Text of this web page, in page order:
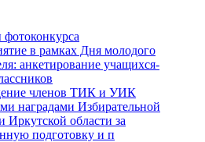
в рамках Дня молодого
анкетирование учащихся-
членов ТИК и УИК
наградами Избирательной
Иркутской области за
подготовку и п